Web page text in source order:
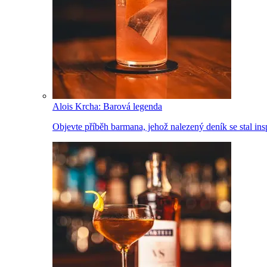
Alois Krcha: Barová legenda
Objevte příběh barmana, jehož nalezený deník se stal